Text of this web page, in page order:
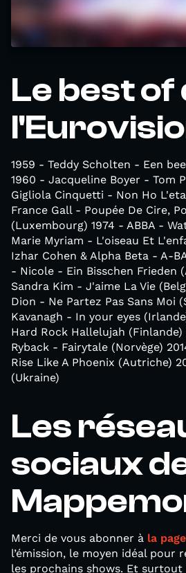
Le best of
1959 - Teddy Scholten - Een
1960 - Jacqueline Boyer - Tom
Gigliola Cinquetti - Non Ho
France Gall - Poupée De Cire,
(Luxembourg) 1974 - ABBA -
Marie Myriam - L'oiseau Et
Izhar Cohen & Alpha Beta - A-
- Nicole - Ein Bisschen Frieden
Sandra Kim - J'aime La Vie
Dion - Ne Partez Pas Sans Moi
Kavanagh - In your eyes
Hard Rock Hallelujah
Ryback - Fairytale (Norvège)
Rise Like A Phoenix (Autriche)
(Ukraine)
Les
sociaux
Merci de vous abonner à la
l’émission, le moyen idéal pour
les prochains shows. Et